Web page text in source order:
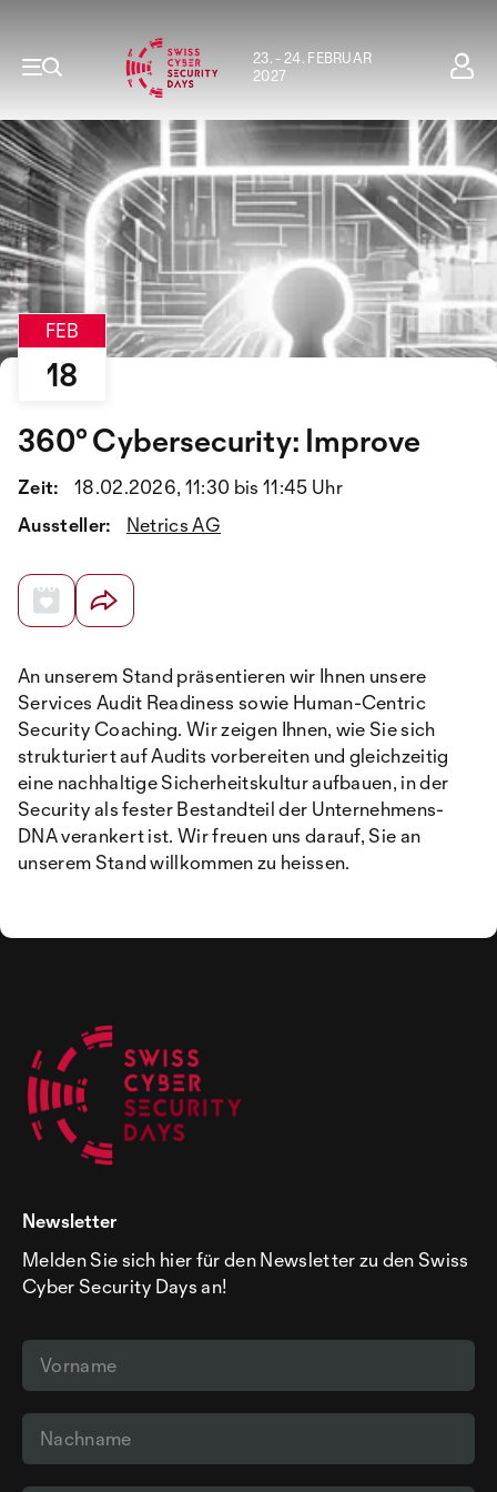
23. - 24. FEBRUAR
2027
FEB
18
360° Cybersecurity: Improve
Zeit:
18.02.2026, 11:30 bis 11:45 Uhr
Aussteller:
Netrics AG
An unserem Stand präsentieren wir Ihnen unsere
Services Audit Readiness sowie Human-Centric
Security Coaching. Wir zeigen Ihnen, wie Sie sich
strukturiert auf Audits vorbereiten und gleichzeitig
eine nachhaltige Sicherheitskultur aufbauen, in der
Security als fester Bestandteil der Unternehmens-
DNA verankert ist. Wir freuen uns darauf, Sie an
unserem Stand willkommen zu heissen.
Newsletter
Melden Sie sich hier für den Newsletter zu den Swiss
Cyber Security Days an!